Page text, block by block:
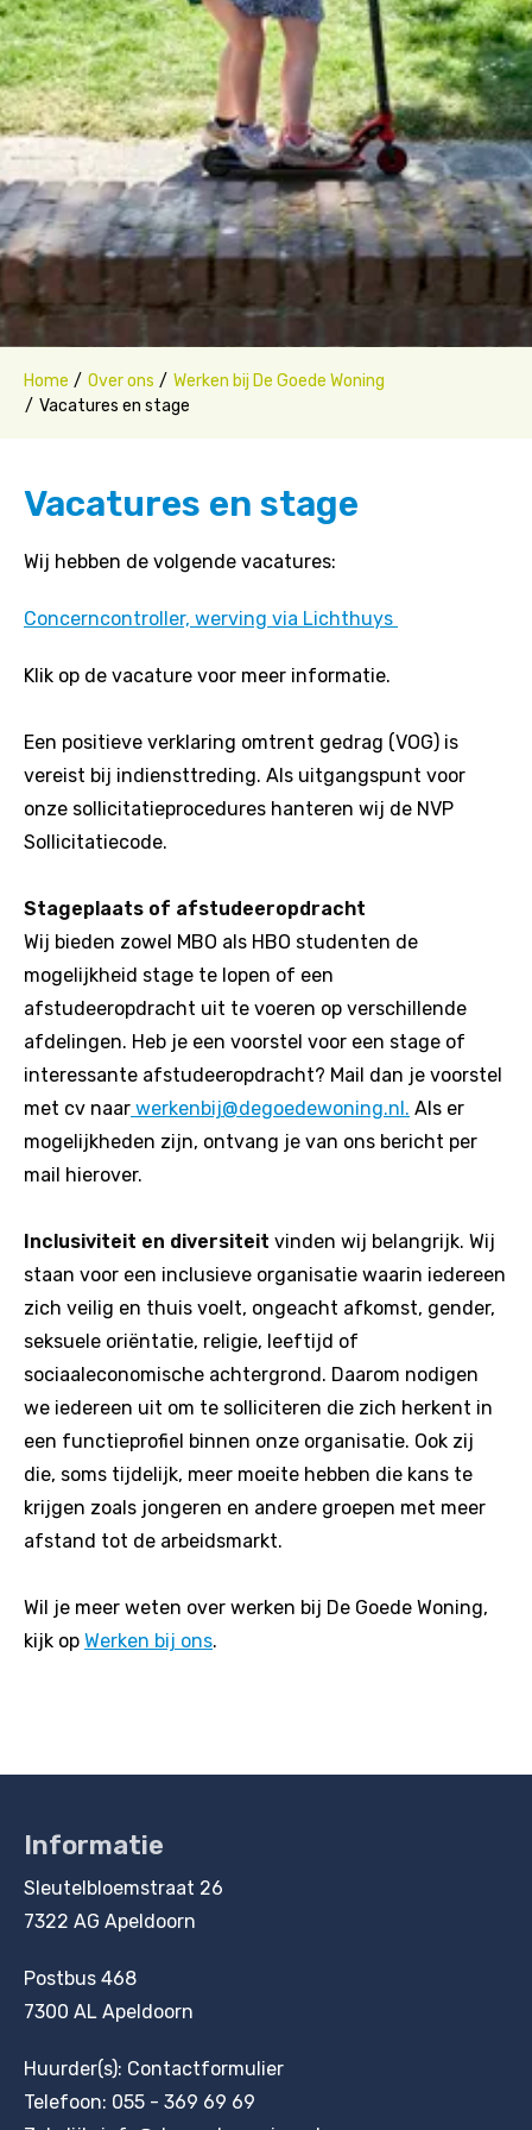
Home Over ons
Werken bij De Goede Woning
Vacatures en stage
Vacatures en stage
Wij hebben de volgende vacatures:
Concerncontroller, werving via Lichthuys
Klik op de vacature voor meer informatie.
Een positieve verklaring omtrent gedrag (VOG) is
vereist bij indiensttreding. Als uitgangspunt voor
onze sollicitatieprocedures hanteren wij de NVP
Sollicitatiecode.
Stageplaats of afstudeeropdracht
Wij bieden zowel MBO als HBO studenten de
mogelijkheid stage te lopen of een
afstudeeropdracht uit te voeren op verschillende
afdelingen. Heb je een voorstel voor een stage of
interessante afstudeeropdracht? Mail dan je voorstel
met cv naar werkenbij@degoedewoning.nl. Als er
mogelijkheden zijn, ontvang je van ons bericht per
mail hierover.
Inclusiviteit en diversiteit vinden wij belangrijk. Wij
staan voor een inclusieve organisatie waarin iedereen
zich veilig en thuis voelt, ongeacht afkomst, gender,
seksuele oriëntatie, religie, leeftijd of
sociaaleconomische achtergrond. Daarom nodigen
we iedereen uit om te solliciteren die zich herkent in
een functieprofiel binnen onze organisatie. Ook zij
die, soms tijdelijk, meer moeite hebben die kans te
krijgen zoals jongeren en andere groepen met meer
afstand tot de arbeidsmarkt.
Wil je meer weten over werken bij De Goede Woning,
kijk op Werken bij ons.
Contactinformatie
Informatie
Sleutelbloemstraat 26
7322 AG Apeldoorn
Postbus 468
7300 AL Apeldoorn
Huurder(s): Contactformulier
Telefoon: 055 - 369 69 69